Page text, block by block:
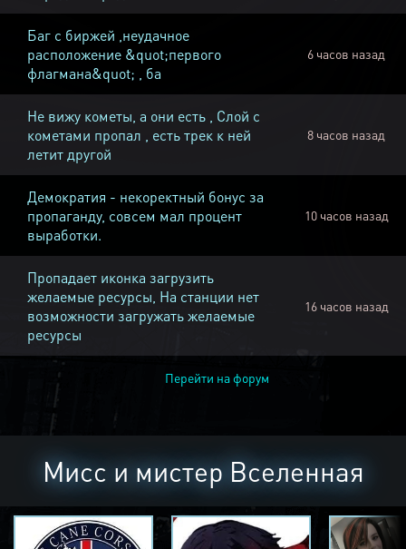
Баг с биржей ,неудачное
расположение &quot;первого
флагмана&quot; , ба
6 часов назад
Не вижу кометы, а они есть , Слой с
кометами пропал , есть трек к ней
летит другой
8 часов назад
Демократия - некоректный бонус за
пропаганду, совсем мал процент
выработки.
10 часов назад
Пропадает иконка загрузить
желаемые ресурсы, На станции нет
возможности загружать желаемые
ресурсы
16 часов назад
Перейти на форум
Мисс и мистер Вселенная